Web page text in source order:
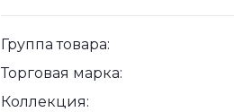
Группа товара:
Торговая марка:
Коллекция: